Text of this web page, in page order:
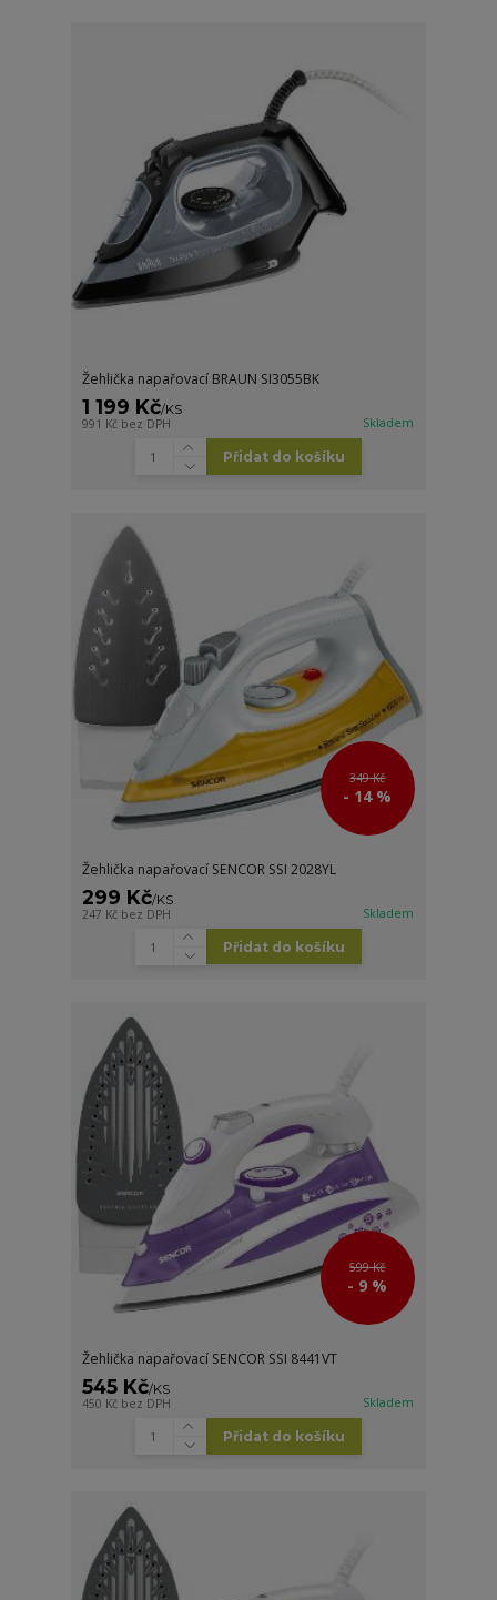
Žehlička napařovací BRAUN SI3055BK
1 199 Kč/KS
991 Kč bez DPH Skladem
Přidat do košíku
349 Kč
- 14 %
Žehlička napařovací SENCOR SSI 2028YL
299 Kč/KS
247 Kč bez DPH Skladem
Přidat do košíku
599 Kč
- 9 %
Žehlička napařovací SENCOR SSI 8441VT
545 Kč/KS
450 Kč bez DPH Skladem
Přidat do košíku